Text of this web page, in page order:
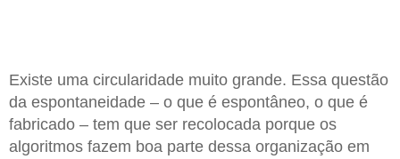
Existe uma circularidade muito grande. Essa questão
da espontaneidade – o que é espontâneo, o que é
fabricado – tem que ser recolocada porque os
algoritmos fazem boa parte dessa organização em